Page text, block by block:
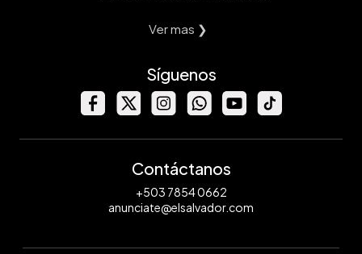
Ver mas ❯
Síguenos
Contáctanos
+503 7854 0662
anunciate@elsalvador.com